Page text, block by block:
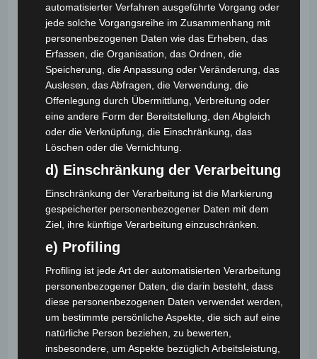
Neu: Das magische Klassenzimmer
1. Juli 2026
Schreibe einen Kommentar
Kommentar
automatisierter Verfahren ausgeführte Vorgang oder
jede solche Vorgangsreihe im Zusammenhang mit
personenbezogenen Daten wie das Erheben, das
Erfassen, die Organisation, das Ordnen, die
Speicherung, die Anpassung oder Veränderung, das
Auslesen, das Abfragen, die Verwendung, die
Offenlegung durch Übermittlung, Verbreitung oder
eine andere Form der Bereitstellung, den Abgleich
oder die Verknüpfung, die Einschränkung, das
Löschen oder die Vernichtung.
d) Einschränkung der Verarbeitung
Einschränkung der Verarbeitung ist die Markierung
gespeicherter personenbezogener Daten mit dem
Ziel, ihre künftige Verarbeitung einzuschränken.
e) Profiling
Profiling ist jede Art der automatisierten Verarbeitung
personenbezogener Daten, die darin besteht, dass
diese personenbezogenen Daten verwendet werden,
um bestimmte persönliche Aspekte, die sich auf eine
natürliche Person beziehen, zu bewerten,
insbesondere, um Aspekte bezüglich Arbeitsleistung,